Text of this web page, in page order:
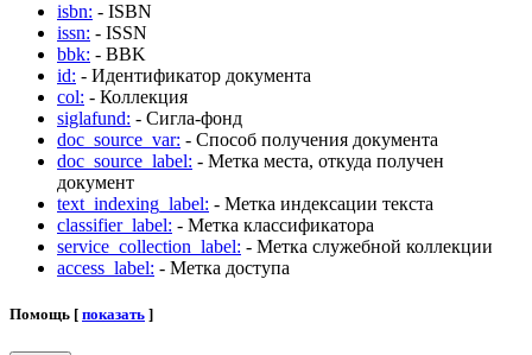
isbn: - ISBN
issn: - ISSN
bbk: - BBK
id: - Идентификатор документа
col: - Коллекция
siglafund: - Сигла-фонд
doc_source_var: - Способ получения документа
doc_source_label: - Метка места, откуда получен
документ
text_indexing_label: - Метка индексации текста
classifier_label: - Метка классификатора
service_collection_label: - Метка служебной коллекции
access_label: - Метка доступа
Помощь [ показать ]